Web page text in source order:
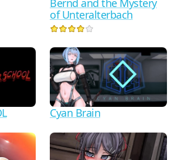
Bernd and the Mystery
of Unteralterbach
Cyan Brain